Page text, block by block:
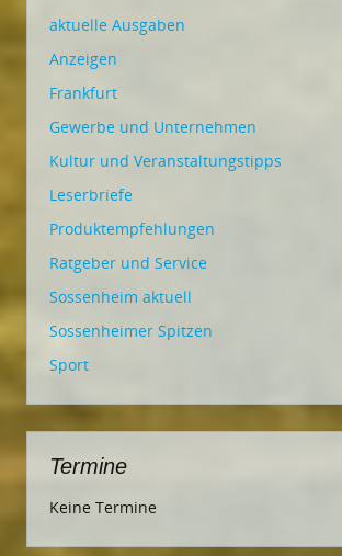
aktuelle Ausgaben
Anzeigen
Frankfurt
Gewerbe und Unternehmen
Kultur und Veranstaltungstipps
Leserbriefe
Produktempfehlungen
Ratgeber und Service
Sossenheim aktuell
Sossenheimer Spitzen
Sport
Termine
Keine Termine